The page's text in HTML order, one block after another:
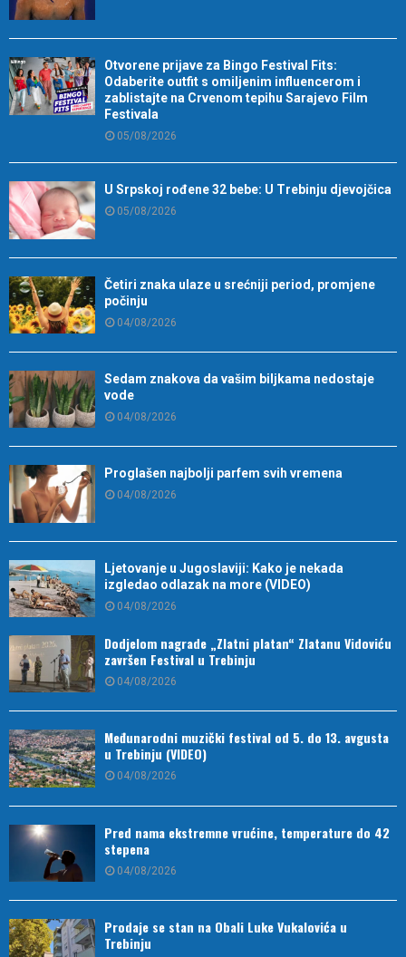
Otvorene prijave za Bingo Festival Fits:
Odaberite outfit s omiljenim influencerom i
zablistajte na Crvenom tepihu Sarajevo Film
Festivala
05/08/2026
U Srpskoj rođene 32 bebe: U Trebinju djevojčica
05/08/2026
Četiri znaka ulaze u srećniji period, promjene
počinju
04/08/2026
Sedam znakova da vašim biljkama nedostaje
vode
04/08/2026
Proglašen najbolji parfem svih vremena
04/08/2026
Ljetovanje u Jugoslaviji: Kako je nekada
izgledao odlazak na more (VIDEO)
04/08/2026
Dodjelom nagrade „Zlatni platan“ Zlatanu Vidoviću
završen Festival u Trebinju
04/08/2026
Međunarodni muzički festival od 5. do 13. avgusta
u Trebinju (VIDEO)
04/08/2026
Pred nama ekstremne vrućine, temperature do 42
stepena
04/08/2026
Prodaje se stan na Obali Luke Vukalovića u
Trebinju